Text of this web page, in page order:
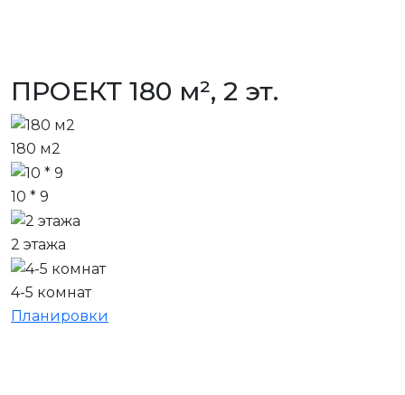
ПРОЕКТ 180 м², 2 эт.
180 м2
10 * 9
2 этажа
4-5 комнат
Планировки